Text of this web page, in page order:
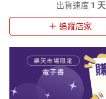
出貨速度 1 天
追蹤店家